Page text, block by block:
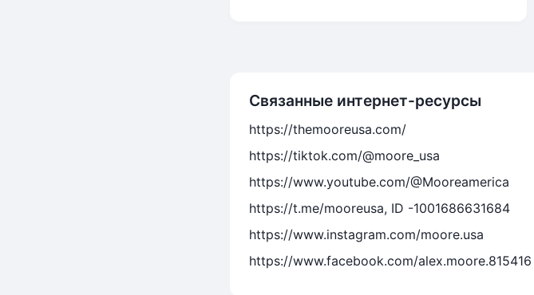
Связанные интернет-ресурсы
https://themooreusa.com/
https://tiktok.com/@moore_usa
https://www.youtube.com/@Mooreamerica
https://t.me/mooreusa, ID -1001686631684
https://www.instagram.com/moore.usa
https://www.facebook.com/alex.moore.815416